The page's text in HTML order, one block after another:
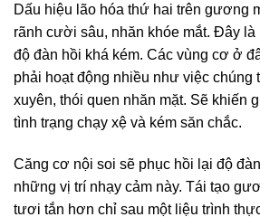
Dấu hiệu lão hóa thứ hai trên gương
rãnh cười sâu, nhăn khóe mắt. Đây
độ đàn hồi khá kém. Các vùng cơ ở
phải hoạt động nhiều như việc
xuyên, thói quen nhăn mặt. Sẽ khiến
tình trạng chạy xệ và kém săn chắc.
Căng cơ nội soi sẽ phục hồi lại độ
những vị trí nhạy cảm này. Tái tạo
tươi tắn hơn chỉ sau một liệu trình